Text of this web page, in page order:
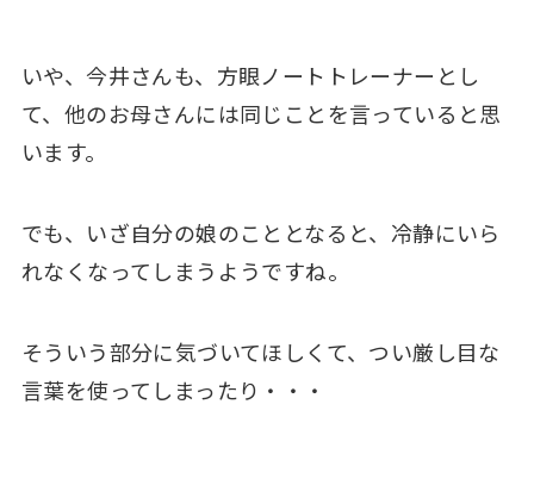
いや、今井さんも、方眼ノートトレーナーとし
て、他のお母さんには同じことを言っていると思
います。
でも、いざ自分の娘のこととなると、冷静にいら
れなくなってしまうようですね。
そういう部分に気づいてほしくて、つい厳し目な
言葉を使ってしまったり・・・